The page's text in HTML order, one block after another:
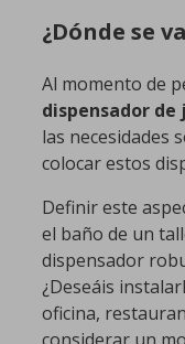
¿Dónde se
Al momento de
dispensador de
las necesidades
colocar estos
Definir este
el baño de un
dispensador
¿Deseáis
oficina,